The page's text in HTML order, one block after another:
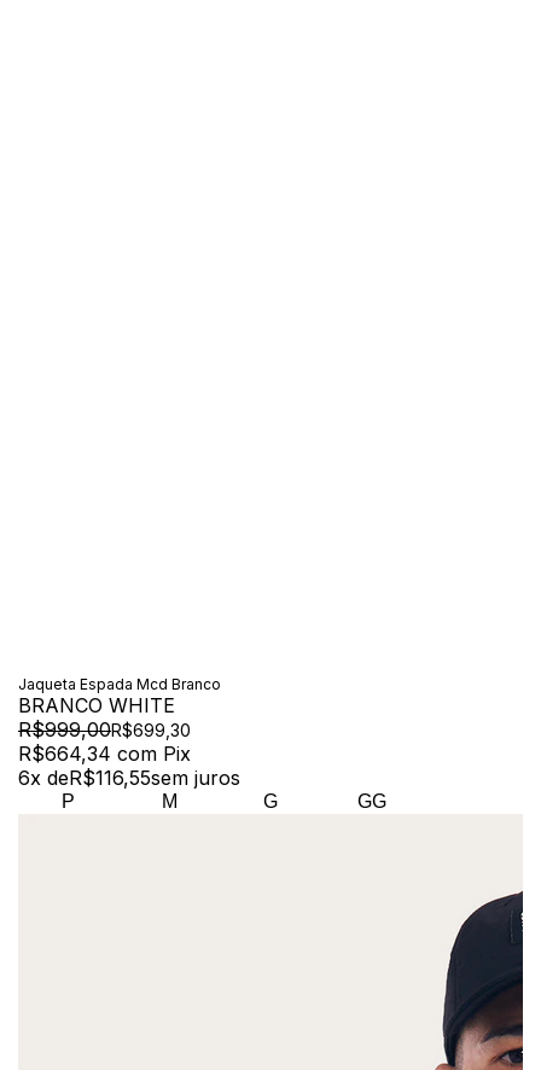
Jaqueta Espada Mcd Branco
BRANCO WHITE
R$999,00R$699,30
R$664,34 com Pix
6x deR$116,55sem juros
P M G GG